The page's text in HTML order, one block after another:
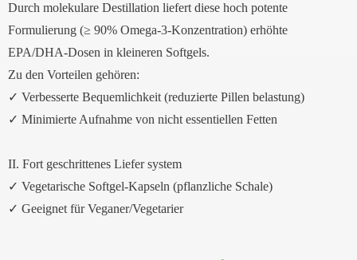
Durch molekulare Destillation liefert diese hoch potente
Formulierung (≥ 90% Omega-3-Konzentration) erhöhte
EPA/DHA-Dosen in kleineren Softgels.
Zu den Vorteilen gehören:
✓ Verbesserte Bequemlichkeit (reduzierte Pillen belastung)
✓ Minimierte Aufnahme von nicht essentiellen Fetten
II. Fort geschrittenes Liefer system
✓ Vegetarische Softgel-Kapseln (pflanzliche Schale)
✓ Geeignet für Veganer/Vegetarier